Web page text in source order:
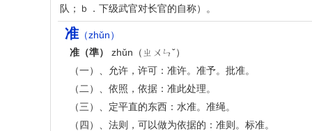
队；ｂ．下级武官对长官的自称）。
准 （zhǔn）
准（準）
zhǔn（ㄓㄨㄣˇ）
（一）、允许，许可：准许。准予。批准。
（二）、依照，依据：准此处理。
（三）、定平直的东西：水准。准绳。
（四）、法则，可以做为依据的：准则。标准。